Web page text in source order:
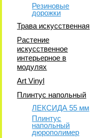
Резиновые
дорожки
Трава искусственная
Растение
искусственное
интерьерное в
модулях
Art Vinyl
Плинтус напольный
ЛЕКСИДА 55 мм
Плинтус
напольный
дюрополимер